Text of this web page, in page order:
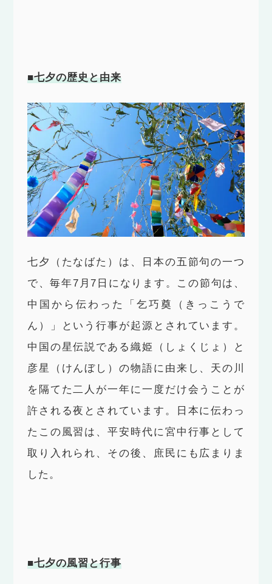
■七夕の歴史と由来
七夕（たなばた）は、日本の五節句の一つ
で、毎年7月7日になります。この節句は、
中国から伝わった「乞巧奠（きっこうで
ん）」という行事が起源とされています。
中国の星伝説である織姫（しょくじょ）と
彦星（けんぼし）の物語に由来し、天の川
を隔てた二人が一年に一度だけ会うことが
許される夜とされています。日本に伝わっ
たこの風習は、平安時代に宮中行事として
取り入れられ、その後、庶民にも広まりま
した。
■七夕の風習と行事